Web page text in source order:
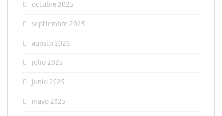
octubre 2025
septiembre 2025
agosto 2025
julio 2025
junio 2025
mayo 2025